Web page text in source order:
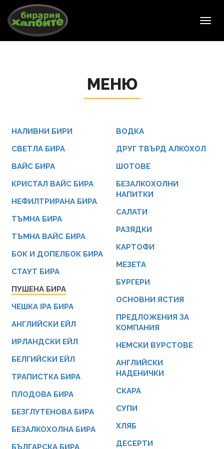
МЕНЮ
НАЛИВНИ БИРИ
СВЕТЛА БИРА
ВАЙС БИРА
КРИСТАЛ ВАЙС БИРА
НЕФИЛТРИРАНА БИРА
ТЪМНА БИРА
ТЪМНА ВАЙС БИРА
БОК И ДОПЕЛБОК БИРА
СТАУТ БИРА
ПУШЕНА БИРА
ЧЕШКА IPA БИРА
АНГЛИЙСКИ ЕЙЛ
ИРЛАНДСКИ ЕЙЛ
БЕЛГИЙСКИ ЕЙЛ
ТРАПИСТКА БИРА
ПЛОДОВА БИРА
БЕЗГЛУТЕНОВА БИРА
БЕЗАЛКОХОЛНА БИРА
БЪЛГАРСКА БИРА
ВОДКА
ДРУГ ТВЪРД АЛКОХОЛ
ШОТОВЕ
БЕЗАЛКОХОЛНИ
НАПИТКИ
САЛАТИ
РАЗЯДКИ
КАРТОФИ
МЕЗЕТА
БУРГЕРИ
ОСНОВНИ ЯСТИЯ
ПРЕДЛОЖЕНИЯ ЗА
КОМПАНИЯ
НЕМСКИ ВУРСТОВЕ
АНГЛИЙСКИ
НАДЕНИЧКИ
СКАРА
СУПИ
ХЛЯБ
ДЕСЕРТИ